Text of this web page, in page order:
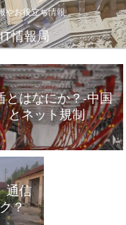
やお役立ち情報
情報局
とはなにか？-中国
とネット規制
通信
？